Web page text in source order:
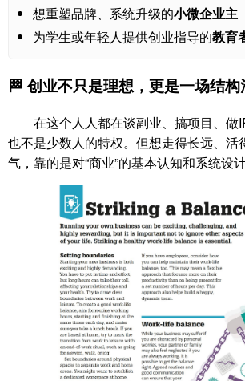
想重塑品牌、系统升级的小微企业主
为学生或年轻人提供创业指导的教育
🏁 创业不只是理想，更是一场结
在这个人人都在谈副业、搞项目、做
也不是少数人的特权。但想走得长远、活
气，靠的是对“商业”的基本认知和系统设计